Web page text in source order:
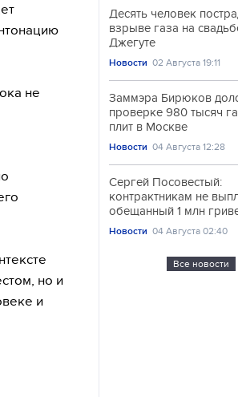
не
но и
и
Десять человек
взрыве газа на
Джегуте
Новости 02 Августа 19:11
Заммэра Бирюков
проверке 980 тысяч
плит в Москве
Новости 04 Августа 12:28
Сергей Посовестый:
контрактникам не
обещанный 1 млн
Новости 04 Августа 02:40
Все новости